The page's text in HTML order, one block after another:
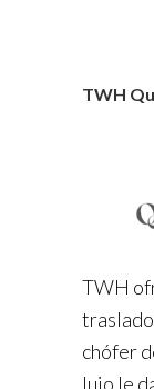
TWH
TWH
chófer
lujo le